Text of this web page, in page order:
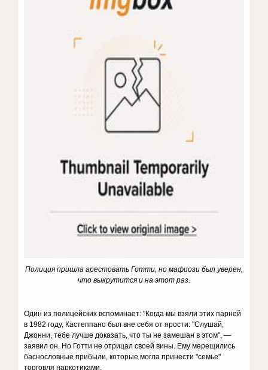
Полиция пришла арестовать Готти, но мафиози был уверен,
что выкрутится и на этот раз.
Один из полицейских вспоминает: "Когда мы взяли этих парней
в 1982 году, Кастеппано был вне себя от ярости: "Слушай,
Джонни, тебе лучше доказать, что ты не замешан в этом", —
заявил он. Но Готти не отрицал своей вины. Ему мерещились
баснословные прибыли, которые могла принести "семье"
торговля наркотиками.